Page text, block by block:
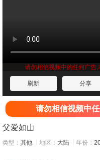
请勿相信视频中的任何广告
刷新 分享
请勿相信视频中
父爱如山
类型： 其他 地区： 大陆 年份：